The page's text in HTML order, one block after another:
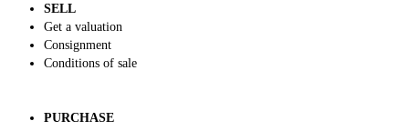
SELL
Get a valuation
Consignment
Conditions of sale
PURCHASE